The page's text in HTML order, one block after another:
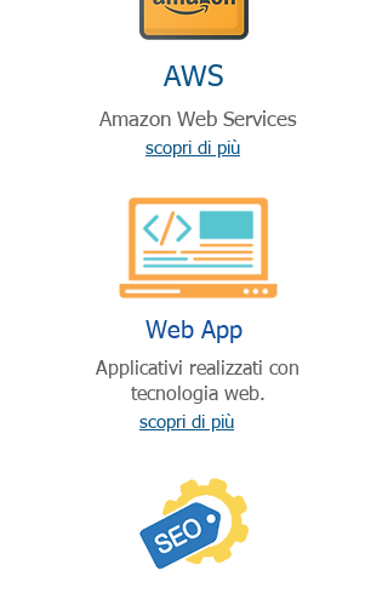
AWS
Amazon Web Services
scopri di più
Web App
Applicativi realizzati con
tecnologia web.
scopri di più